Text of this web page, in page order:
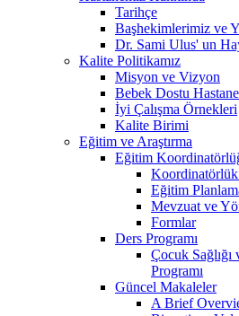
Tarihçe
Başhekimlerimiz ve
Dr. Sami Ulus' un
Kalite Politikamız
Misyon ve Vizyon
Bebek Dostu Hastane
İyi Çalışma Örnekleri
Kalite Birimi
Eğitim ve Araştırma
Eğitim
Eğitim
Mevzuat ve
Formlar
Ders Programı
Çocuk Sağlığı
Programı
Güncel Makaleler
A Brief